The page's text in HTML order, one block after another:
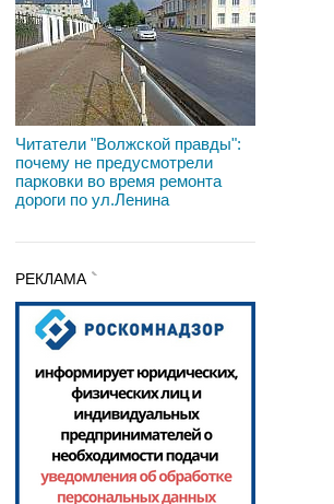
Читатели "Волжской правды":
почему не предусмотрели
парковки во время ремонта
дороги по ул.Ленина
РЕКЛАМА